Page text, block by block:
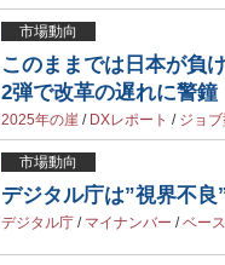
市場動向
このままでは日本が負
2弾で改革の遅れに警鐘
2025年の崖 / DXレポート / ジョ
市場動向
デジタル庁は”視界不
デジタル庁 / マイナンバー /ベー